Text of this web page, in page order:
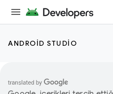
ANDROID STUDIO